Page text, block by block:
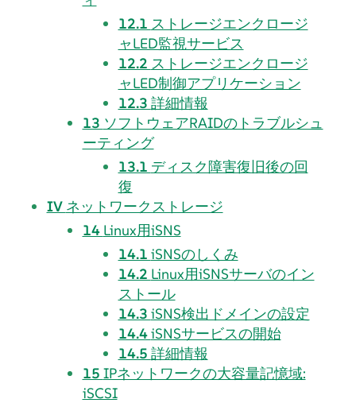
12.1 ストレージエンクロージ
ャLED監視サービス
12.2 ストレージエンクロージ
ャLED制御アプリケーション
12.3 詳細情報
13 ソフトウェアRAIDのトラブルシュ
ーティング
13.1 ディスク障害復旧後の回
復
IV ネットワークストレージ
14 Linux用iSNS
14.1 iSNSのしくみ
14.2 Linux用iSNSサーバのイン
ストール
14.3 iSNS検出ドメインの設定
14.4iSNSサービスの開始
14.5 詳細情報
15 IPネットワークの大容量記憶域:
iSCSI